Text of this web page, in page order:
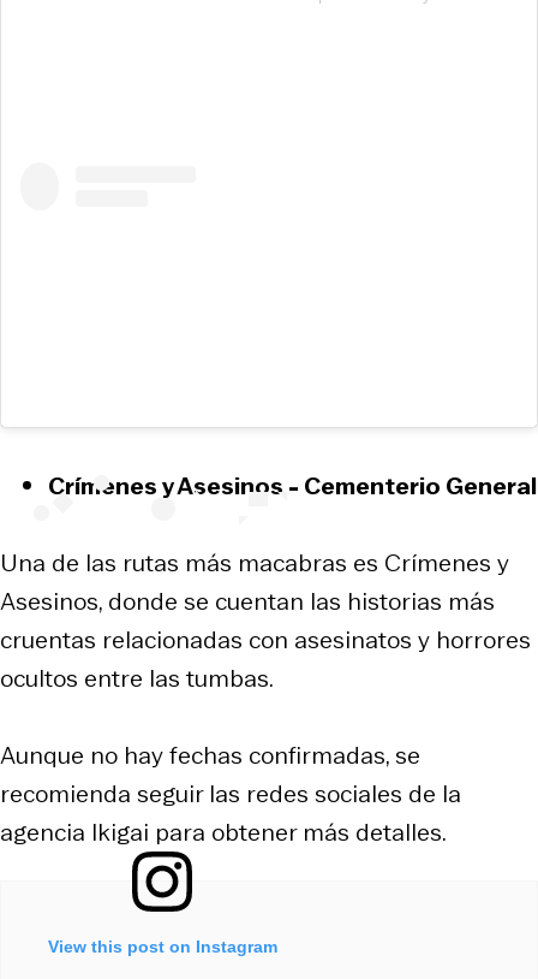
View this post on Instagram
Crímenes y Asesinos - Cementerio General
Una de las rutas más macabras es Crímenes y
Asesinos, donde se cuentan las historias más
cruentas relacionadas con asesinatos y horrores
ocultos entre las tumbas.
Aunque no hay fechas confirmadas, se
recomienda seguir las redes sociales de la
agencia Ikigai para obtener más detalles.